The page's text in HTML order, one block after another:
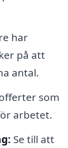
har
på att
antal.
som
arbetet.
Se till att